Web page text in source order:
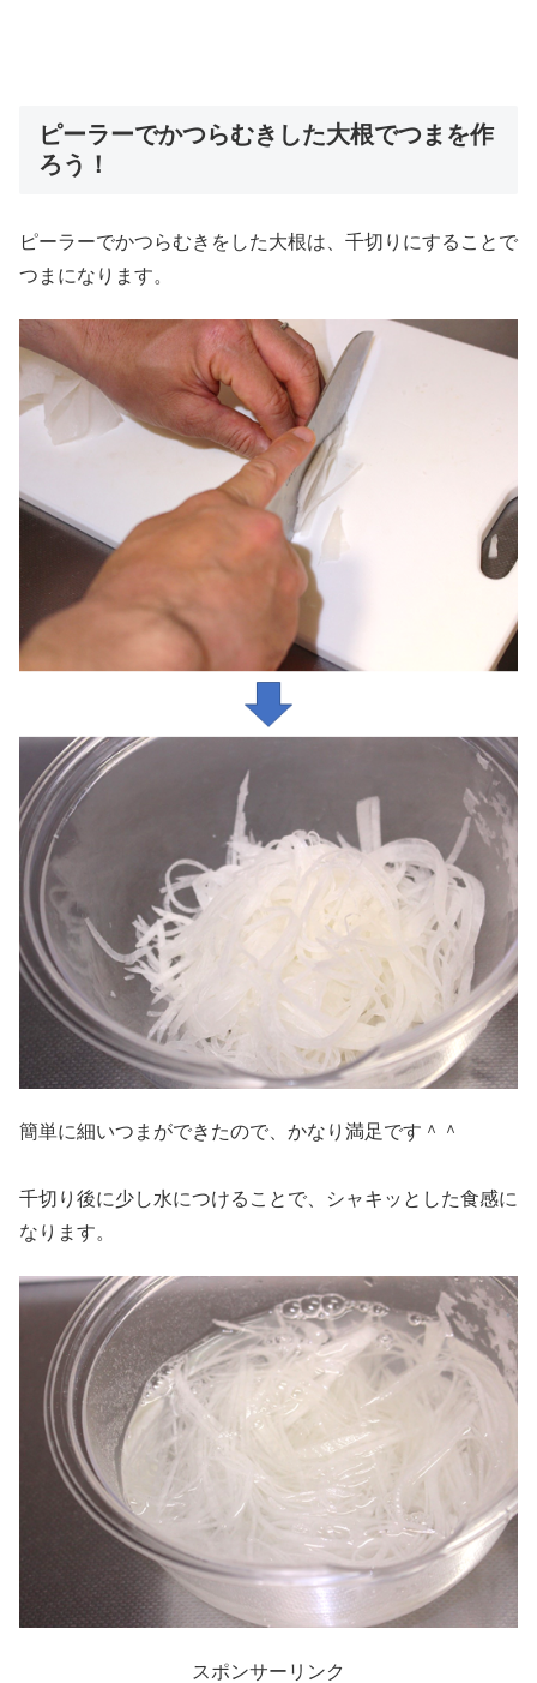
ピーラーでかつらむきした大根でつまを作
ろう！
ピーラーでかつらむきをした大根は、千切りにすることで
つまになります。
簡単に細いつまができたので、かなり満足です＾＾
千切り後に少し水につけることで、シャキッとした食感に
なります。
スポンサーリンク